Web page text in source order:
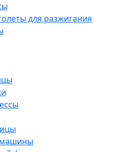
для разжигания